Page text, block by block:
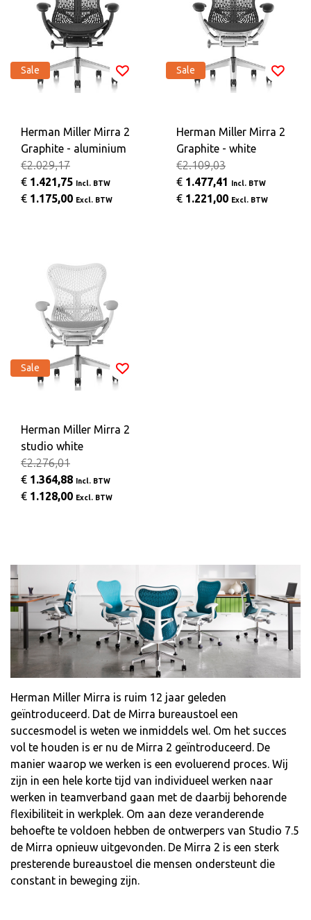
Sale
Herman Miller Mirra 2
Graphite - aluminium
€2.029,17
€ 1.421,75 Incl. BTW
€ 1.175,00 Excl. BTW
Sale
Herman Miller Mirra 2
Graphite - white
€2.109,03
€ 1.477,41 Incl. BTW
€ 1.221,00 Excl. BTW
Sale
Herman Miller Mirra 2
studio white
€2.276,01
€ 1.364,88 Incl. BTW
€ 1.128,00 Excl. BTW
Herman Miller Mirra is ruim 12 jaar geleden
geïntroduceerd. Dat de Mirra bureaustoel een
succesmodel is weten we inmiddels wel. Om het succes
vol te houden is er nu de Mirra 2 geïntroduceerd. De
manier waarop we werken is een evoluerend proces. Wij
zijn in een hele korte tijd van individueel werken naar
werken in teamverband gaan met de daarbij behorende
flexibiliteit in werkplek. Om aan deze veranderende
behoefte te voldoen hebben de ontwerpers van Studio 7.5
de Mirra opnieuw uitgevonden. De Mirra 2 is een sterk
presterende bureaustoel die mensen ondersteunt die
constant in beweging zijn.